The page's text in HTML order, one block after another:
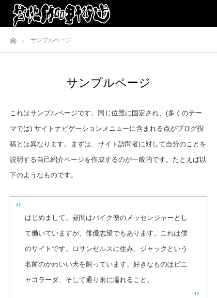
ホームサンプルページ
サンプルページ
これはサンプルページです。同じ位置に固定され、(多くのテー
マでは) サイトナビゲーションメニューに含まれる点がブログ投
稿とは異なります。まずは、サイト訪問者に対して自分のことを
説明する自己紹介ページを作成するのが一般的です。たとえば以
下のようなものです。
はじめまして。昼間はバイク便のメッセンジャーとし
て働いていますが、俳優志望でもあります。これは僕
のサイトです。ロサンゼルスに住み、ジャックという
名前のかわいい犬を飼っています。好きなものはピニ
ャコラーダ、そして通り雨に濡れること。